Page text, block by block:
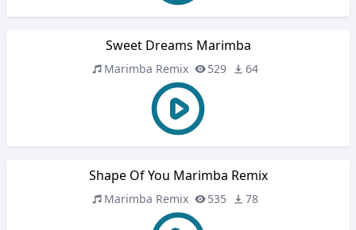
Sweet Dreams Marimba
Marimba Remix 529 64
Shape Of You Marimba Remix
Marimba Remix 535 78